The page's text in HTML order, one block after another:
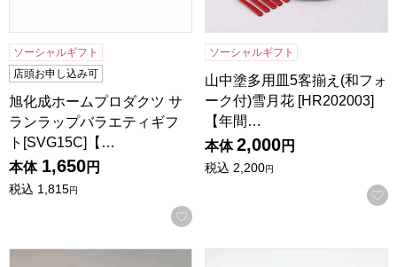
ソーシャルギフト
店頭お申し込み可
旭化成ホームプロダクツ サ
ランラップバラエティギフ
ト[SVG15C]【…
本体 1,650円
税込 1,815円
お気に入りに登録する
ソーシャルギフト
山中塗多用皿5客揃え(和フォ
ーク付)雪月花 [HR202003]
【年間…
本体 2,000円
税込 2,200円